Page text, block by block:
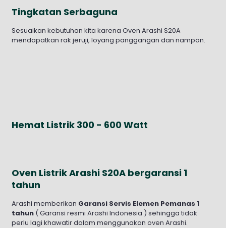
Tingkatan Serbaguna
Sesuaikan kebutuhan kita karena Oven Arashi S20A
mendapatkan rak jeruji, loyang panggangan dan nampan.
Hemat Listrik 300 - 600 Watt
Oven Listrik Arashi S20A bergaransi 1
tahun
Arashi memberikan Garansi Servis Elemen Pemanas 1
tahun ( Garansi resmi Arashi Indonesia ) sehingga tidak
perlu lagi khawatir dalam menggunakan oven Arashi.